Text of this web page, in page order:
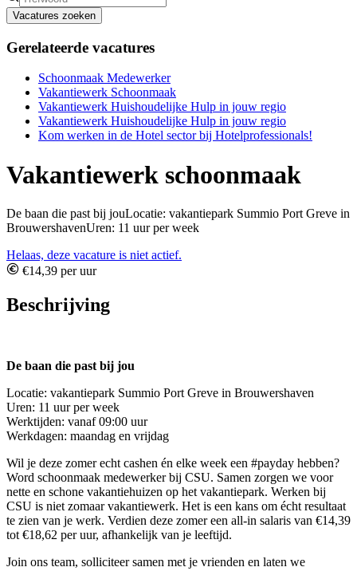
Vacatures zoeken
Gerelateerde vacatures
Schoonmaak Medewerker
Vakantiewerk Schoonmaak
Vakantiewerk Huishoudelijke Hulp in jouw regio
Vakantiewerk Huishoudelijke Hulp in jouw regio
Kom werken in de Hotel sector bij Hotelprofessionals!
Vakantiewerk schoonmaak
De baan die past bij jouLocatie: vakantiepark Summio Port Greve in
BrouwershavenUren: 11 uur per week
Helaas, deze vacature is niet actief.
€14,39 per uur
Beschrijving
De baan die past bij jou
Locatie: vakantiepark Summio Port Greve in Brouwershaven
Uren: 11 uur per week
Werktijden: vanaf 09:00 uur
Werkdagen: maandag en vrijdag
Wil je deze zomer echt cashen én elke week een #payday hebben?
Word schoonmaak medewerker bij CSU. Samen zorgen we voor
nette en schone vakantiehuizen op het vakantiepark. Werken bij
CSU is niet zomaar vakantiewerk. Het is een kans om écht resultaat
te zien van je werk. Verdien deze zomer een all-in salaris van €14,39
tot €18,62 per uur, afhankelijk van je leeftijd.
Join ons team, solliciteer samen met je vrienden en laten we